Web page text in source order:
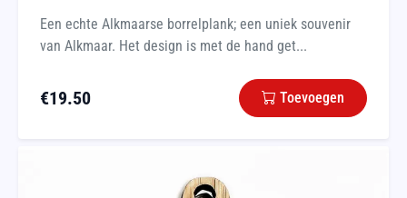
Een echte Alkmaarse borrelplank; een uniek souvenir
van Alkmaar. Het design is met de hand get...
€19.50 Toevoegen